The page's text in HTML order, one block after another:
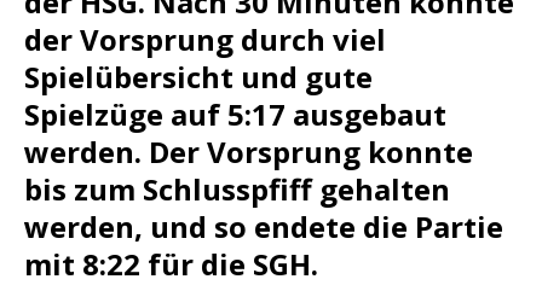
der Vorsprung durch viel
Spielübersicht und gute
Spielzüge auf 5:17 ausgebaut
werden. Der Vorsprung konnte
bis zum Schlusspfiff gehalten
werden, und so endete die Partie
mit 8:22 für die SGH.